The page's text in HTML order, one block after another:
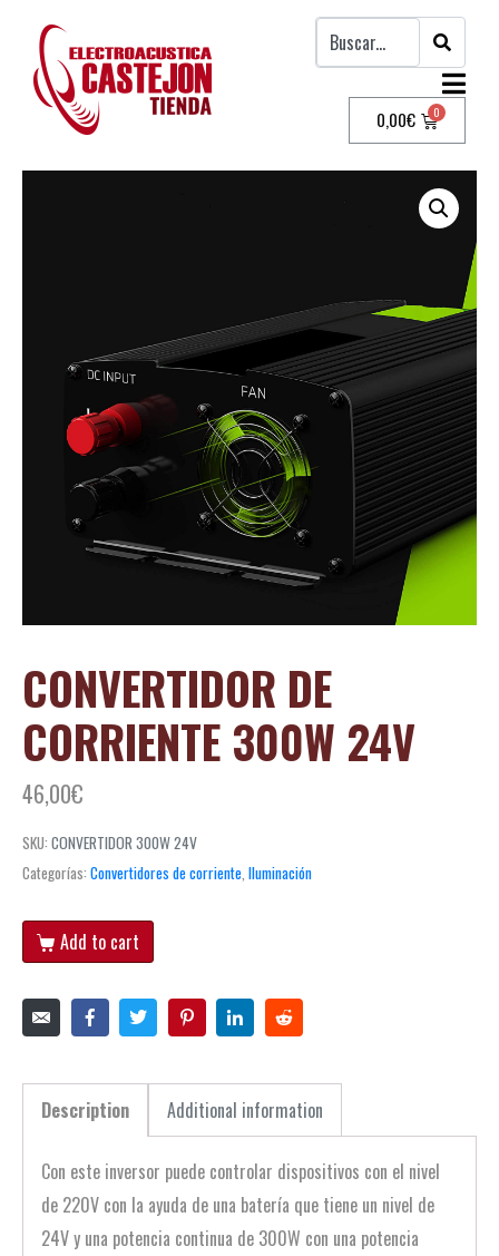
0,00€
CONVERTIDOR DE
CORRIENTE 300W 24V
46,00€
SKU: CONVERTIDOR 300W 24V
Categorías: Convertidores de corriente Iluminación
Add to cart
Description Additional information
Con este inversor puede controlar dispositivos con el nivel
de 220V con la ayuda de una batería que tiene un nivel de
24V y una potencia continua de 300W con una potencia